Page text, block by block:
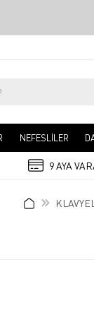
NEFESLİLER
9 AYA